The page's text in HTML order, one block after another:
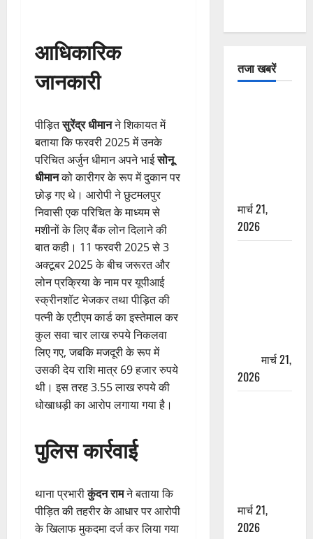
आधिकारिक
जानकारी
पीड़ितसुरेंद्र धीमानने शिकायत में
बताया कि फरवरी 2025 में उनके
परिचित अर्जुन धीमान अपने भाईसोनू
धीमानको कारीगर के रूप में दुकान पर
छोड़ गए थे। आरोपी ने छुटमलपुर
निवासी एक परिचित के माध्यम से
मशीनों के लिए बैंक लोन दिलाने की
बात कही। 11 फरवरी 2025 से 3
अक्टूबर 2025 के बीच जरूरत और
लोन प्रक्रिया के नाम पर यूपीआई
स्क्रीनशॉट भेजकर तथा पीड़ित की
पत्नी के एटीएम कार्ड का इस्तेमाल कर
कुल सवा चार लाख रुपये निकलवा
लिए गए, जबकि मजदूरी के रूप में
उसकी देय राशि मात्र 69 हजार रुपये
थी। इस तरह 3.55 लाख रुपये की
धोखाधड़ी का आरोप लगाया गया है।
पुलिस कार्रवाई
थाना प्रभारीकुंदन रामने बताया कि
पीड़ित की तहरीर के आधार पर आरोपी
के खिलाफ मुकदमा दर्ज कर लिया गया
तजा खबरें
मार्च 21,
2026
मार्च 21,
2026
मार्च 21,
2026